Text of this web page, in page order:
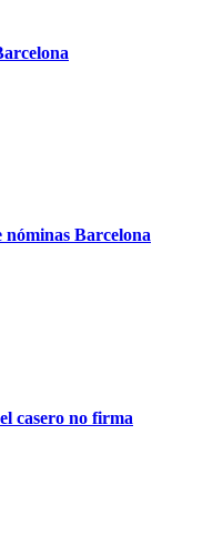
Barcelona
casero no firma